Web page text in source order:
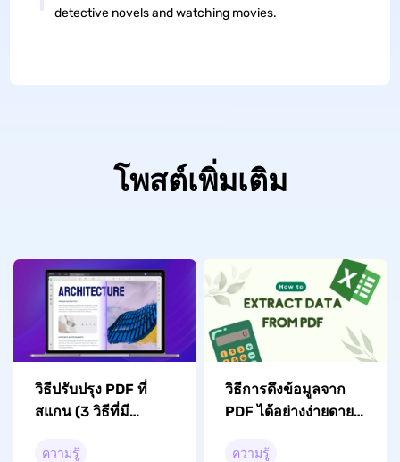
detective novels and watching movies.
โพสต์เพิ่มเติม
วิธีปรับปรุง PDF ที่
สแกน (3 วิธีที่มี
ความรู้
วิธีการดึงข้อมูลจาก
PDF ได้อย่างง่ายดาย
ความรู้